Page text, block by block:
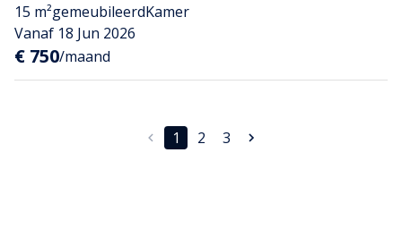
15 m²gemeubileerdKamer
Vanaf 18 Jun 2026
€ 750/maand
1 2 3